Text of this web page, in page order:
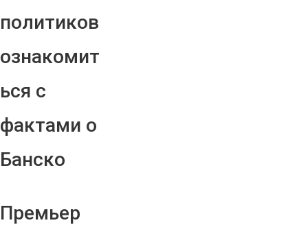
политиков
ознакомит
ься с
фактами о
Банско
Премьер